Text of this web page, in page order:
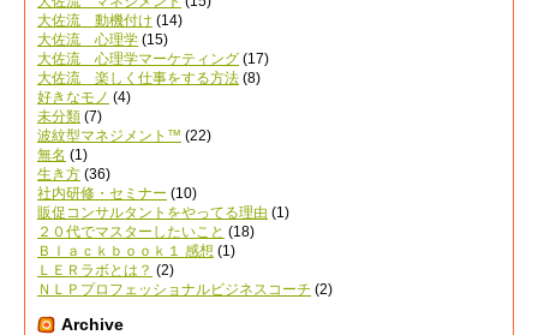
大佐流 動機付け (14)
大佐流 心理学 (15)
大佐流 心理学マーケティング (17)
大佐流 楽しく仕事をする方法 (8)
好きなモノ (4)
未分類 (7)
波紋型マネジメント™ (22)
無名 (1)
生き方 (36)
社内研修・セミナー (10)
販促コンサルタントをやってる理由 (1)
２０代でマスターしたいこと (18)
Ｂｌａｃｋｂｏｏｋ１ 感想 (1)
ＬＥＲラボとは？ (2)
ＮＬＰプロフェッショナルビジネスコーチ (2)
Archive